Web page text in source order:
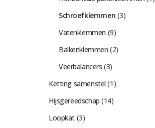
Schroefklemmen (3)
Vatenklemmen (9)
Balkenklemmen (2)
Veerbalancers (3)
Ketting samenstel (1)
Hijsgereedschap (14)
Loopkat (3)